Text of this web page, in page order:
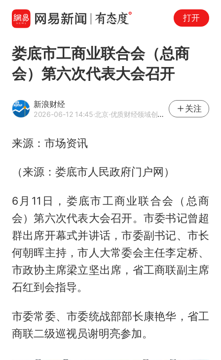
打开
娄底市工商业联合会（总商
会）第六次代表大会召开
新浪财经
2026-06-12 14:45·北京·优质财经领域创作者
关注
来源：市场资讯
（来源：娄底市人民政府门户网）
6月11日，娄底市工商业联合会（总商
会）第六次代表大会召开。市委书记曾超
群出席开幕式并讲话，市委副书记、市长
何朝晖主持，市人大常委会主任李定桥、
市政协主席梁立坚出席，省工商联副主席
石红到会指导。
市委常委、市委统战部部长康艳华，省工
商联二级巡视员谢明亮参加。